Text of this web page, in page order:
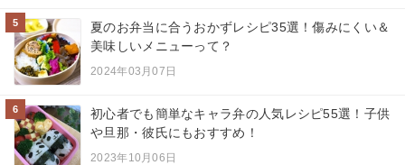
5
夏のお弁当に合うおかずレシピ35選！傷みにくい＆
美味しいメニューって？
2024年03月07日
6
初心者でも簡単なキャラ弁の人気レシピ55選！子供
や旦那・彼氏にもおすすめ！
2023年10月06日